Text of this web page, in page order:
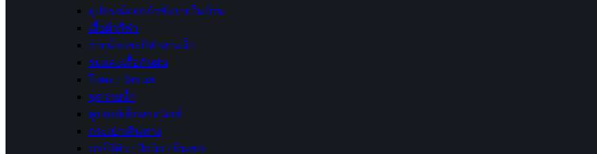
อุปกรณ์ออกกำลังกายในบ้าน
เสื้อผ้ากีฬา
ว่ายน้ำและกีฬาทางน้ำ
ร่มและเสื้อกันฝน
โยคะ / ฟิตเนส
ชุดว่ายน้ำ
คูปองอิเล็กทรอนิกส์
กระเป๋าเดินทาง
บาร์บีคิว / ปิกนิก / ปีนเขา